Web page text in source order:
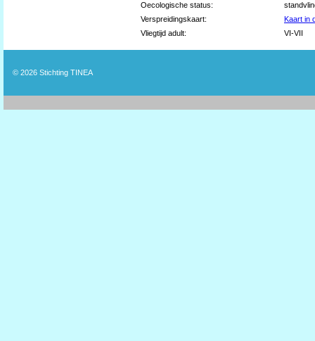
Oecologische status:
Verspreidingskaart:
Kaart in
Vliegtijd adult:
VI-VII
© 2026 Stichting TINEA